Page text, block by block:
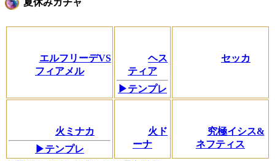
夏休みガチャ
エルフリーデVS
フィアメル
ヘス
ティア
▶テンプレ
セッカ
火ミナカ
▶テンプレ
火ド
ーナ
究極イシス&
ネフティス